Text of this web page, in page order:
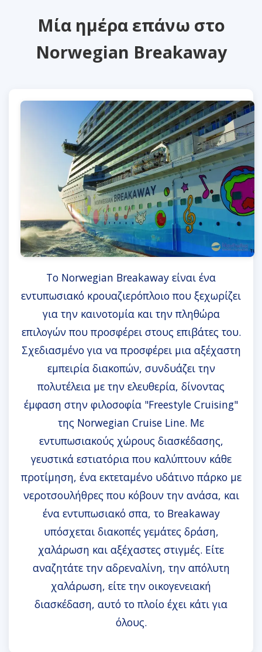
Μία ημέρα επάνω στο
Norwegian Breakaway
Το Norwegian Breakaway είναι ένα
εντυπωσιακό κρουαζιερόπλοιο που ξεχωρίζει
για την καινοτομία και την πληθώρα
επιλογών που προσφέρει στους επιβάτες του.
Σχεδιασμένο για να προσφέρει μια αξέχαστη
εμπειρία διακοπών, συνδυάζει την
πολυτέλεια με την ελευθερία, δίνοντας
έμφαση στην φιλοσοφία "Freestyle Cruising"
της Norwegian Cruise Line. Με
εντυπωσιακούς χώρους διασκέδασης,
γευστικά εστιατόρια που καλύπτουν κάθε
προτίμηση, ένα εκτεταμένο υδάτινο πάρκο με
νεροτσουλήθρες που κόβουν την ανάσα, και
ένα εντυπωσιακό σπα, το Breakaway
υπόσχεται διακοπές γεμάτες δράση,
χαλάρωση και αξέχαστες στιγμές. Είτε
αναζητάτε την αδρεναλίνη, την απόλυτη
χαλάρωση, είτε την οικογενειακή
διασκέδαση, αυτό το πλοίο έχει κάτι για
όλους.